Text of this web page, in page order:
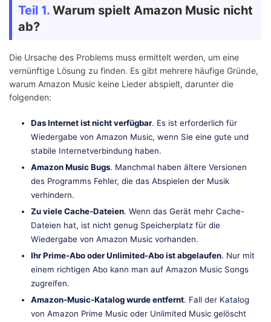
Teil 1. Warum spielt Amazon Music nicht
ab?
Die Ursache des Problems muss ermittelt werden, um eine
vernünftige Lösung zu finden. Es gibt mehrere häufige Gründe,
warum Amazon Music keine Lieder abspielt, darunter die
folgenden:
Das Internet ist nicht verfügbar. Es ist erforderlich für
Wiedergabe von Amazon Music, wenn Sie eine gute und
stabile Internetverbindung haben.
Amazon Music Bugs. Manchmal haben ältere Versionen
des Programms Fehler, die das Abspielen der Musik
verhindern.
Zu viele Cache-Dateien. Wenn das Gerät mehr Cache-
Dateien hat, ist nicht genug Speicherplatz für die
Wiedergabe von Amazon Music vorhanden.
Ihr Prime-Abo oder Unlimited-Abo ist abgelaufen. Nur mit
einem richtigen Abo kann man auf Amazon Music Songs
zugreifen.
Amazon-Music-Katalog wurde entfernt. Fall der Katalog
von Amazon Prime Music oder Unlimited Music gelöscht